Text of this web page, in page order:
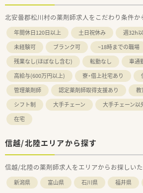
北安曇郡松川村の薬剤師求人をこだわり条件か
年間休日120日以上 土日祝休み 週32h
未経験可
ブランク可
~18時までの職場
残業なし(ほぼなし含む)
転勤なし
車通
高給与(600万円以上)
寮・借上社宅あり
管理薬剤師
認定薬剤師取得支援あり
教
シフト制
大手チェーン 大手チェーン以
在宅
信越/北陸エリアから探す
信越/北陸の薬剤師求人をエリアからお探しいた
新潟県 富山県 石川県 福井県